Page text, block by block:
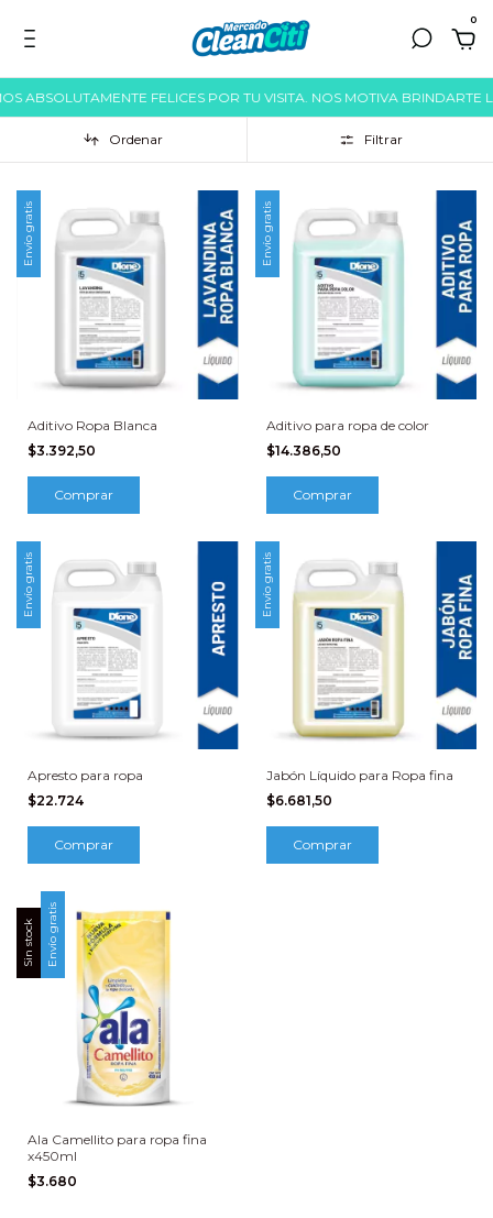
0
ABSOLUTAMENTE FELICES POR TU VISITA. NOS MOTIVA BRINDARTE
Ordenar Filtrar
Envío gratis
Aditivo Ropa Blanca
$3.392,50
Comprar
Envío gratis
Aditivo para ropa de color
$14.386,50
Comprar
Envío gratis
Apresto para ropa
$22.724
Comprar
Envío gratis
Jabón Líquido para Ropa fina
$6.681,50
Comprar
Sin stock Envío gratis
Ala Camellito para ropa fina
x450ml
$3.680